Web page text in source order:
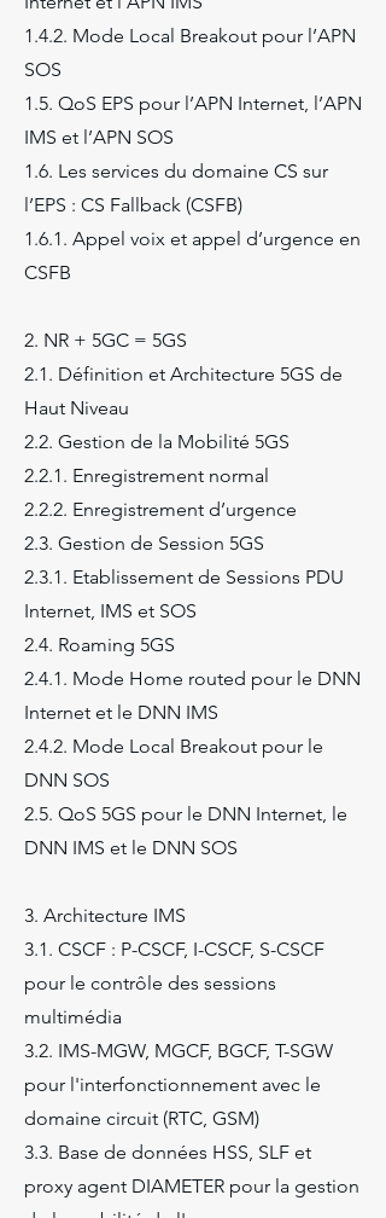
1.4.2. Mode Local Breakout pour l’APN
SOS
1.5. QoS EPS pour l’APN Internet, l’APN
IMS et l’APN SOS
1.6. Les services du domaine CS sur
l’EPS : CS Fallback (CSFB)
1.6.1. Appel voix et appel d’urgence en
CSFB
2. NR + 5GC = 5GS
2.1. Définition et Architecture 5GS de
Haut Niveau
2.2. Gestion de la Mobilité 5GS
2.2.1. Enregistrement normal
2.2.2. Enregistrement d’urgence
2.3. Gestion de Session 5GS
2.3.1. Etablissement de Sessions PDU
Internet, IMS et SOS
2.4. Roaming 5GS
2.4.1. Mode Home routed pour le DNN
Internet et le DNN IMS
2.4.2. Mode Local Breakout pour le
DNN SOS
2.5. QoS 5GS pour le DNN Internet, le
DNN IMS et le DNN SOS
3. Architecture IMS
3.1. CSCF : P-CSCF, I-CSCF, S-CSCF
pour le contrôle des sessions
multimédia
3.2. IMS-MGW, MGCF, BGCF, T-SGW
pour l'interfonctionnement avec le
domaine circuit (RTC, GSM)
3.3. Base de données HSS, SLF et
proxy agent DIAMETER pour la gestion